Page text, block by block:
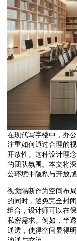
在现代写字楼中，办
注重如何通过合理的
开放性。这种设计理
的团队氛围。本文将
公环境中隐私与开放
视觉隔断作为空间布
的同时，避免完全封
组合，设计师可以在
私密需求。例如，半
通透，使得空间显得